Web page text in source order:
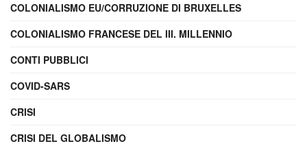
COLONIALISMO EU/CORRUZIONE DI BRUXELLES
COLONIALISMO FRANCESE DEL III. MILLENNIO
CONTI PUBBLICI
COVID-SARS
CRISI
CRISI DEL GLOBALISMO